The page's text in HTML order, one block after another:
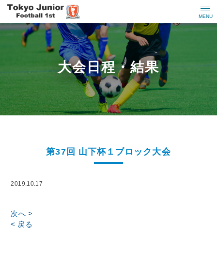
MENU
大会日程・結果
第37回 山下杯１ブロック大会
2019.10.17
次へ >
< 戻る